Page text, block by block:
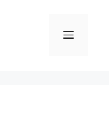
Menu